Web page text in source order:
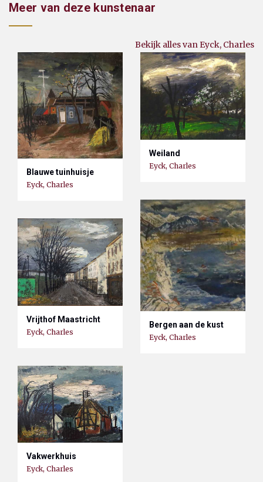
Meer van deze kunstenaar
Bekijk alles van Eyck, Charles
Blauwe tuinhuisje
Eyck, Charles
Weiland
Eyck, Charles
Bergen aan de kust
Eyck, Charles
Vrijthof Maastricht
Eyck, Charles
Vakwerkhuis
Eyck, Charles